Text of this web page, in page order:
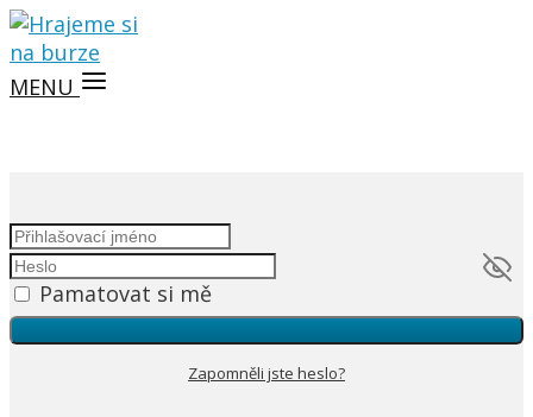
MENU
Pamatovat si mě
Zapomněli jste heslo?